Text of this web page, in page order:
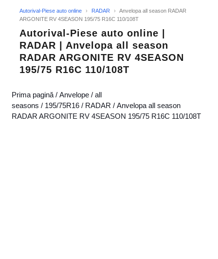
Autorival-Piese auto online › RADAR ›
Anvelopa all season RADAR
ARGONITE RV 4SEASON 195/75 R16C 110/108T
Autorival-Piese auto online |
RADAR | Anvelopa all season
RADAR ARGONITE RV 4SEASON
195/75 R16C 110/108T
Prima pagină / Anvelope / all
seasons / 195/75R16 / RADAR / Anvelopa all season
RADAR ARGONITE RV 4SEASON 195/75 R16C 110/108T